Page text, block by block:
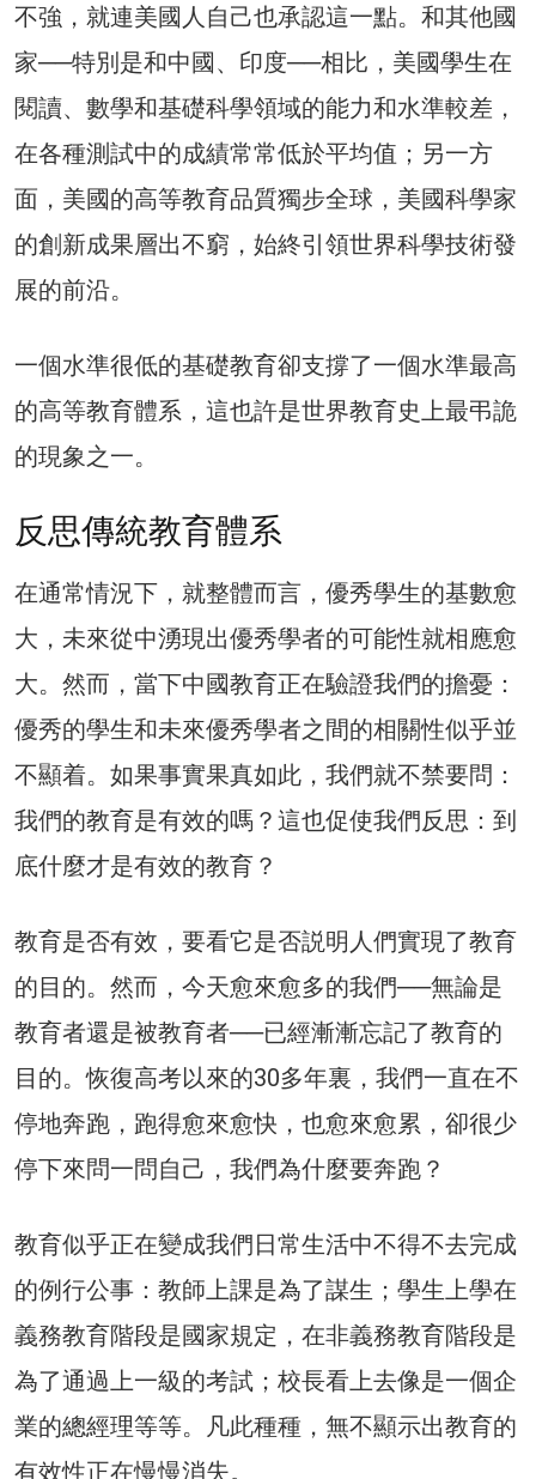
不強，就連美國人自己也承認這一點。和其他國
家──特別是和中國、印度──相比，美國學生在
閱讀、數學和基礎科學領域的能力和水準較差，
在各種測試中的成績常常低於平均值；另一方
面，美國的高等教育品質獨步全球，美國科學家
的創新成果層出不窮，始終引領世界科學技術發
展的前沿。
一個水準很低的基礎教育卻支撐了一個水準最高
的高等教育體系，這也許是世界教育史上最弔詭
的現象之一。
反思傳統教育體系
在通常情況下，就整體而言，優秀學生的基數愈
大，未來從中湧現出優秀學者的可能性就相應愈
大。然而，當下中國教育正在驗證我們的擔憂：
優秀的學生和未來優秀學者之間的相關性似乎並
不顯着。如果事實果真如此，我們就不禁要問：
我們的教育是有效的嗎？這也促使我們反思：到
底什麼才是有效的教育？
教育是否有效，要看它是否説明人們實現了教育
的目的。然而，今天愈來愈多的我們──無論是
教育者還是被教育者──已經漸漸忘記了教育的
目的。恢復高考以來的30多年裏，我們一直在不
停地奔跑，跑得愈來愈快，也愈來愈累，卻很少
停下來問一問自己，我們為什麼要奔跑？
教育似乎正在變成我們日常生活中不得不去完成
的例行公事：教師上課是為了謀生；學生上學在
義務教育階段是國家規定，在非義務教育階段是
為了通過上一級的考試；校長看上去像是一個企
業的總經理等等。凡此種種，無不顯示出教育的
有效性正在慢慢消失。